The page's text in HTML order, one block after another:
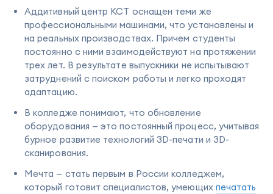
Аддитивный центр КСТ оснащен теми же
профессиональными машинами, что установлены и
на реальных производствах. Причем студенты
постоянно с ними взаимодействуют на протяжении
трех лет. В результате выпускники не испытывают
затруднений с поиском работы и легко проходят
адаптацию.
В колледже понимают, что обновление
оборудования — это постоянный процесс, учитывая
бурное развитие технологий 3D-печати и 3D-
сканирования.
Мечта — стать первым в России колледжем,
который готовит специалистов, умеющих печатать